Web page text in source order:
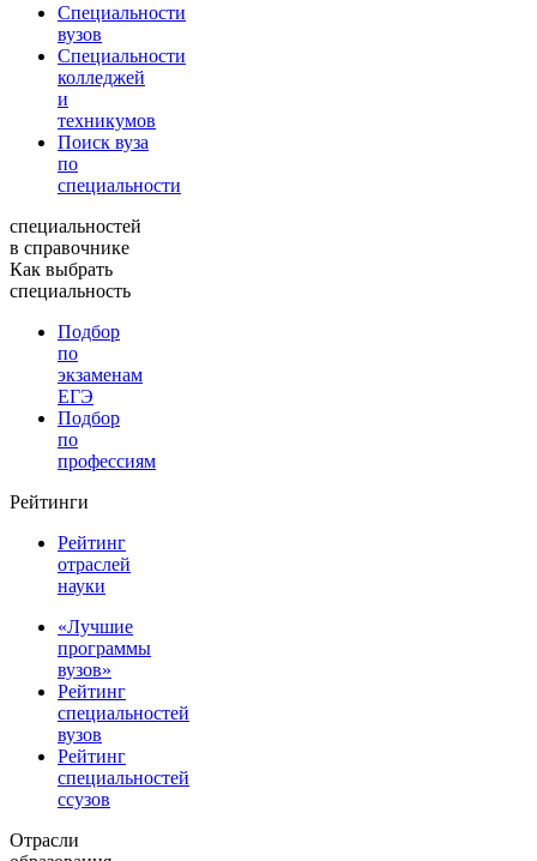
Специальности
вузов
Специальности
колледжей
и
техникумов
Поиск вуза
по
специальности
специальностей
в справочнике
Как выбрать
специальность
Подбор
по
экзаменам
ЕГЭ
Подбор
по
профессиям
Рейтинги
Рейтинг
отраслей
науки
«Лучшие
программы
вузов»
Рейтинг
специальностей
вузов
Рейтинг
специальностей
ссузов
Отрасли